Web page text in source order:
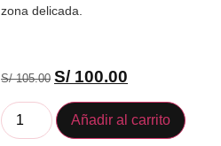
zona delicada.
S/105.00 S/ 100.00
Añadir al carrito